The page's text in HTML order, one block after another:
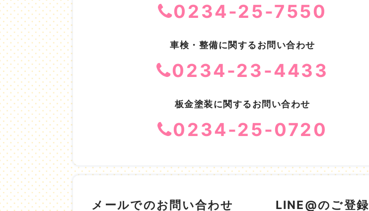
0234-25-7550
車検・整備に関するお問い合わせ
0234-23-4433
板金塗装に関するお問い合わせ
0234-25-0720
メールでのお問い合わせ LINE@のご登録